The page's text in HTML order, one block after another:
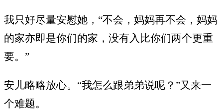
我只好尽量安慰她，“不会，妈妈再不会，妈妈
的家亦即是你们的家，没有入比你们两个更重
要。”
安儿略略放心。“我怎么跟弟弟说呢？”又来一
个难题。